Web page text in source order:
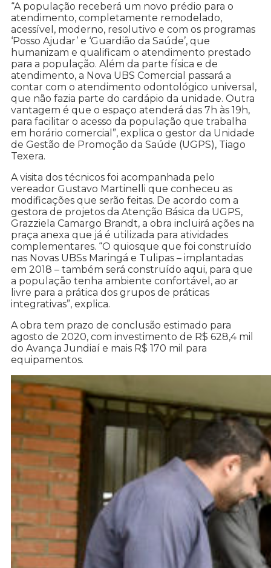
“A população receberá um novo prédio para o
atendimento, completamente remodelado,
acessível, moderno, resolutivo e com os programas
‘Posso Ajudar’ e ‘Guardião da Saúde’, que
humanizam e qualificam o atendimento prestado
para a população. Além da parte física e de
atendimento, a Nova UBS Comercial passará a
contar com o atendimento odontológico universal,
que não fazia parte do cardápio da unidade. Outra
vantagem é que o espaço atenderá das 7h às 19h,
para facilitar o acesso da população que trabalha
em horário comercial”, explica o gestor da Unidade
de Gestão de Promoção da Saúde (UGPS), Tiago
Texera.
A visita dos técnicos foi acompanhada pelo
vereador Gustavo Martinelli que conheceu as
modificações que serão feitas. De acordo com a
gestora de projetos da Atenção Básica da UGPS,
Grazziela Camargo Brandt, a obra incluirá ações na
praça anexa que já é utilizada para atividades
complementares. “O quiosque que foi construído
nas Novas UBSs Maringá e Tulipas – implantadas
em 2018 – também será construído aqui, para que
a população tenha ambiente confortável, ao ar
livre para a prática dos grupos de práticas
integrativas”, explica.
A obra tem prazo de conclusão estimado para
agosto de 2020, com investimento de R$ 628,4 mil
do Avança Jundiaí e mais R$ 170 mil para
equipamentos.